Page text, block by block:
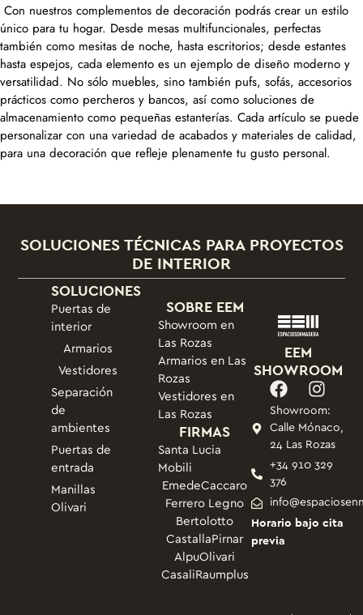
Con nuestros complementos de decoración podrás crear un estilo
único para tu hogar. Desde mesas multifuncionales, perfectas
también como mesitas de noche, hasta escritorios; desde estantes
hasta espejos, cada elemento es un ejemplo de diseño moderno y
versatilidad. No sólo muebles, sino también pufs, sofás, accesorios
prácticos como percheros y bancos, así como soluciones de
almacenamiento como pequeñas estanterías. Cada artículo se puede
personalizar con una variedad de acabados y materiales de calidad,
para una decoración que refleje plenamente tu gusto personal.
SOLUCIONES TÉCNICAS PARA PROYECTOS
DE INTERIOR
SOLUCIONES
Puertas de
interior
Armarios
Vestidores
Separación
de
ambientes
Puertas de
entrada
Manillas
Olivari
SOBRE EEM
Showroom en
Las Rozas
Armarios en Las
Rozas
Vestidores en
Las Rozas
FIRMAS
Santa Lucia
Mobili
EmedeCaccaro
Ferrero Legno
Bertolotto
CastallaPirnar
AlpuOlivari
CasaliRaumplus
EEM
SHOWROOM
Showroom:
Calle Mónaco,
24 Las Rozas
+34 910 329
376
Horario bajo cita
previa